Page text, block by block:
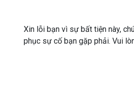
Xin lỗi bạn vì sự bất tiện này,
phục sự cố bạn gặp phải. Vui